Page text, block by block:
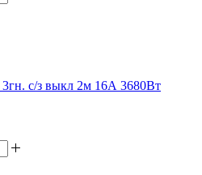
с/з выкл 2м 16А 3680Вт